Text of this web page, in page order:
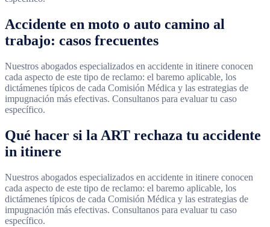
Accidente en moto o auto camino al
trabajo: casos frecuentes
Nuestros abogados especializados en accidente in itinere conocen
cada aspecto de este tipo de reclamo: el baremo aplicable, los
dictámenes típicos de cada Comisión Médica y las estrategias de
impugnación más efectivas. Consultanos para evaluar tu caso
específico.
Qué hacer si la ART rechaza tu accidente
in itinere
Nuestros abogados especializados en accidente in itinere conocen
cada aspecto de este tipo de reclamo: el baremo aplicable, los
dictámenes típicos de cada Comisión Médica y las estrategias de
impugnación más efectivas. Consultanos para evaluar tu caso
específico.